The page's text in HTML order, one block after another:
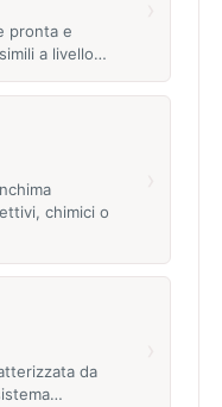
pronta e
a livello…
chimici o
da